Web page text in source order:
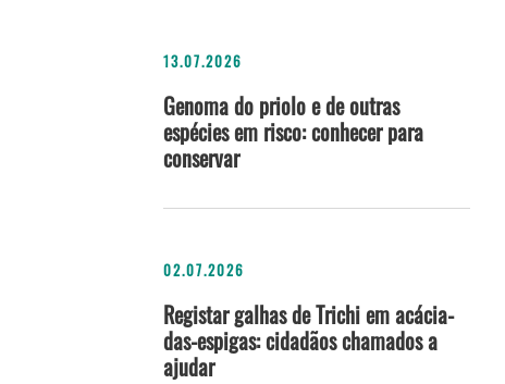
13.07.2026
Genoma do priolo e de outras
espécies em risco: conhecer para
conservar
02.07.2026
Registar galhas de Trichi em acácia-
das-espigas: cidadãos chamados a
ajudar